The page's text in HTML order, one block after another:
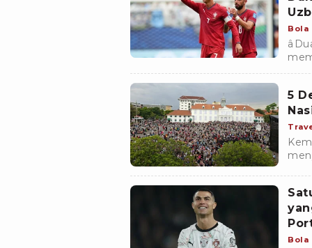
Bola
5
Bola